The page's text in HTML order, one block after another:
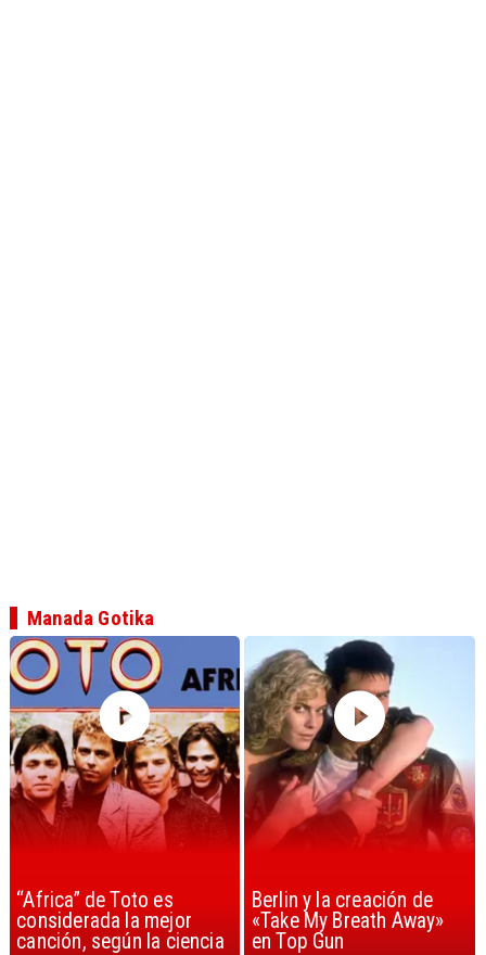
“Africa” de Toto es
considerada la mejor
canción, según la ciencia
Berlin y la creación de
«Take My Breath Away»
en Top Gun
Manada Gotika